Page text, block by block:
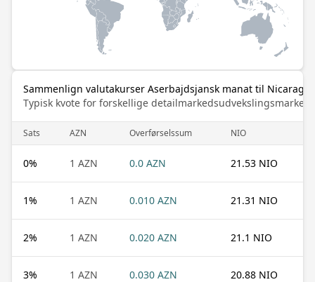
Sammenlign valutakurser Aserbajdsjansk manat til
Typisk kvote for forskellige
Sats AZN Overførselssum NIO
0% 1 AZN 0.0 AZN 21.53 NIO
1% 1 AZN 0.010 AZN 21.31 NIO
2% 1 AZN 0.020 AZN 21.1 NIO
3% 1 AZN 0.030 AZN 20.88 NIO